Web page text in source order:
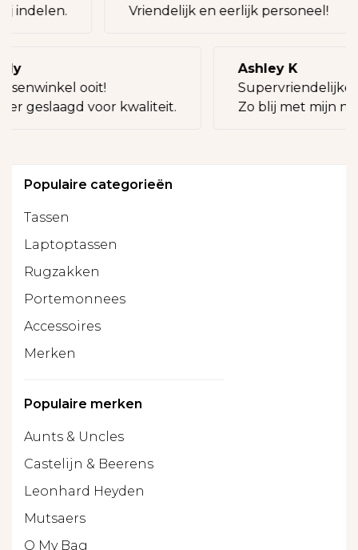
indelen.
Vriendelijk en eerlijk personeel!
ooit!
geslaagd voor kwaliteit.
Ashley K
Supervriendelijke
Zo blij met mijn
Populaire categorieën
Tassen
Laptoptassen
Rugzakken
Portemonnees
Accessoires
Merken
Populaire merken
Aunts & Uncles
Castelijn & Beerens
Leonhard Heyden
Mutsaers
O My Bag